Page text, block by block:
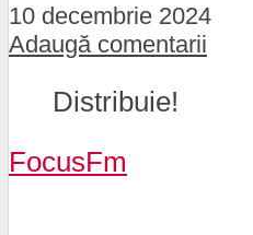
10 decembrie 2024
Adaugă comentarii
Distribuie!
FocusFm